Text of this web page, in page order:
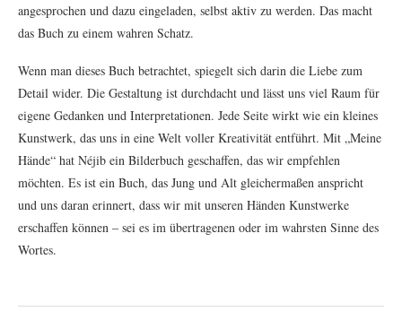
angesprochen und dazu eingeladen, selbst aktiv zu werden. Das macht
das Buch zu einem wahren Schatz.
Wenn man dieses Buch betrachtet, spiegelt sich darin die Liebe zum
Detail wider. Die Gestaltung ist durchdacht und lässt uns viel Raum für
eigene Gedanken und Interpretationen. Jede Seite wirkt wie ein kleines
Kunstwerk, das uns in eine Welt voller Kreativität entführt. Mit „Meine
Hände“ hat Néjib ein Bilderbuch geschaffen, das wir empfehlen
möchten. Es ist ein Buch, das Jung und Alt gleichermaßen anspricht
und uns daran erinnert, dass wir mit unseren Händen Kunstwerke
erschaffen können – sei es im übertragenen oder im wahrsten Sinne des
Wortes.